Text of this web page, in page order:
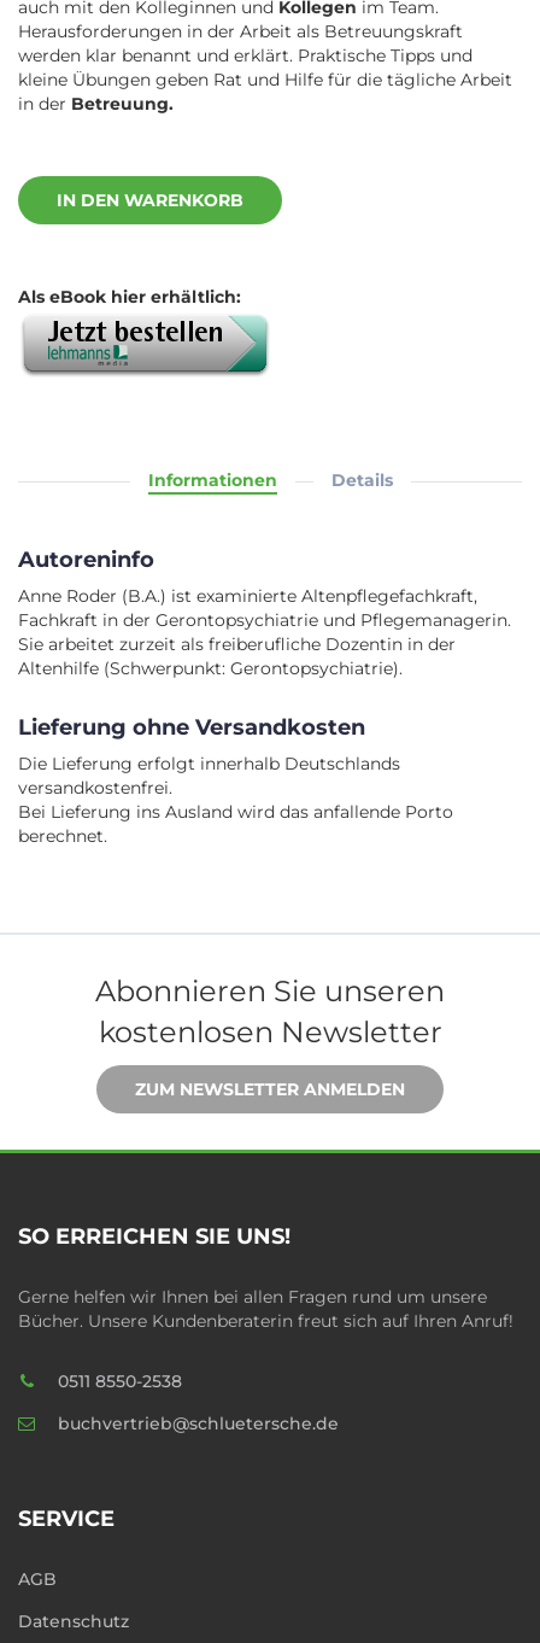
auch mit den Kolleginnen und Kollegen im Team.
Herausforderungen in der Arbeit als Betreuungskraft
werden klar benannt und erklärt. Praktische Tipps und
kleine Übungen geben Rat und Hilfe für die tägliche Arbeit
in der Betreuung.
IN DEN WARENKORB
Als eBook hier erhältlich:
Informationen Details
Autoreninfo
Anne Roder (B.A.) ist examinierte Altenpflegefachkraft,
Fachkraft in der Gerontopsychiatrie und Pflegemanagerin.
Sie arbeitet zurzeit als freiberufliche Dozentin in der
Altenhilfe (Schwerpunkt: Gerontopsychiatrie).
Lieferung ohne Versandkosten
Die Lieferung erfolgt innerhalb Deutschlands
versandkostenfrei.
Bei Lieferung ins Ausland wird das anfallende Porto
berechnet.
Abonnieren Sie unseren
kostenlosen Newsletter
ZUM NEWSLETTER ANMELDEN
SO ERREICHEN SIE UNS!
Gerne helfen wir Ihnen bei allen Fragen rund um unsere
Bücher. Unsere Kundenberaterin freut sich auf Ihren Anruf!
0511 8550-2538
buchvertrieb@schluetersche.de
SERVICE
AGB
Datenschutz